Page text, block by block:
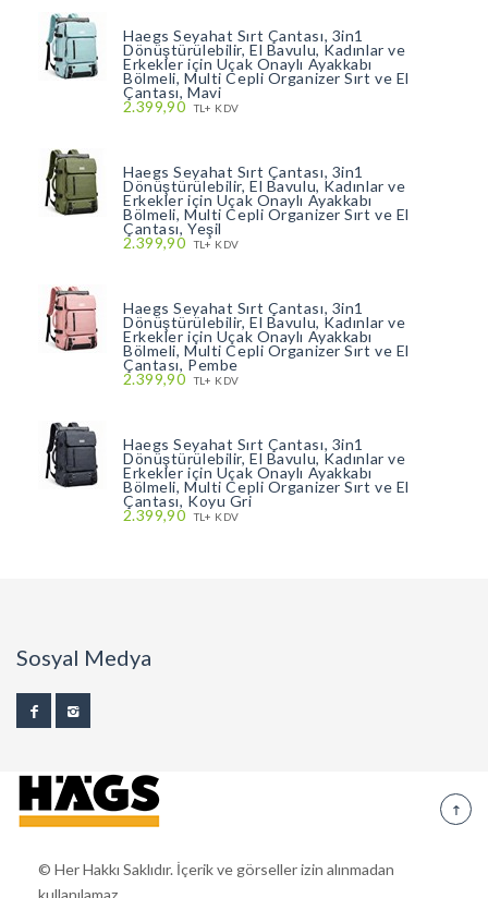
Haegs Seyahat Sırt Çantası, 3in1
Dönüştürülebilir, El Bavulu, Kadınlar ve
Erkekler için Uçak Onaylı Ayakkabı
Bölmeli, Multi Cepli Organizer Sırt ve El
Çantası, Mavi
2.399,90 TL+ KDV
Haegs Seyahat Sırt Çantası, 3in1
Dönüştürülebilir, El Bavulu, Kadınlar ve
Erkekler için Uçak Onaylı Ayakkabı
Bölmeli, Multi Cepli Organizer Sırt ve El
Çantası, Yeşil
2.399,90 TL+ KDV
Haegs Seyahat Sırt Çantası, 3in1
Dönüştürülebilir, El Bavulu, Kadınlar ve
Erkekler için Uçak Onaylı Ayakkabı
Bölmeli, Multi Cepli Organizer Sırt ve El
Çantası, Pembe
2.399,90 TL+ KDV
Haegs Seyahat Sırt Çantası, 3in1
Dönüştürülebilir, El Bavulu, Kadınlar ve
Erkekler için Uçak Onaylı Ayakkabı
Bölmeli, Multi Cepli Organizer Sırt ve El
Çantası, Koyu Gri
2.399,90 TL+ KDV
Sosyal Medya
© Her Hakkı Saklıdır. İçerik ve görseller izin alınmadan
kullanılamaz.